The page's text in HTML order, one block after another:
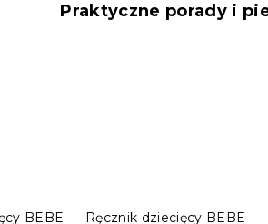
Praktyczne porady i
BEBE
Ręcznik dziecięcy BEBE